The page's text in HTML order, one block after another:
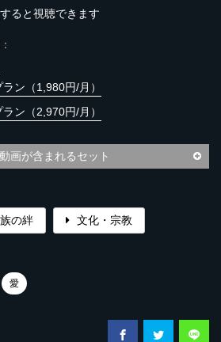
ると視聴できます
ン（1,980円/月）
ン（2,970円/月）
画が含まれるセット
の絆 文化・宗教
愛